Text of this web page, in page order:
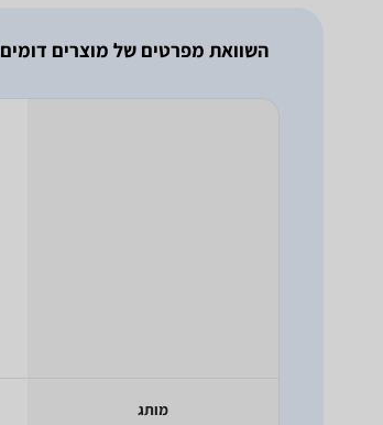
השוואת מפרטים של מוצרים דומים
מותג